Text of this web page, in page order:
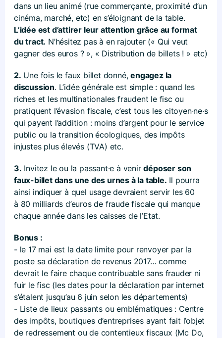
dans un lieu animé (rue commerçante, proximité d’un
cinéma, marché, etc) en s’éloignant de la table.
L’idée est d’attirer leur attention grâce au format
du tract. N’hésitez pas à en rajouter (« Qui veut
gagner des euros ? », « Distribution de billets ! » etc)
2. Une fois le faux billet donné,engagez la
discussion. L’idée générale est simple : quand les
riches et les multinationales fraudent le fisc ou
pratiquent l’évasion fiscale, c’est tous les citoyen·ne·s
qui payent l’addition : moins d’argent pour le service
public ou la transition écologiques, des impôts
injustes plus élevés (TVA) etc.
3. Invitez le ou la passant·e à venirdéposer son
faux-billet dans une des urnes à la table. Il pourra
ainsi indiquer à quel usage devraient servir les 60
à 80 milliards d’euros de fraude fiscale qui manque
chaque année dans les caisses de l’Etat.
Bonus :
- le 17 mai est la date limite pour renvoyer par la
poste sa déclaration de revenus 2017… comme
devrait le faire chaque contribuable sans frauder ni
fuir le fisc (les dates pour la déclaration par internet
s’étalent jusqu’au 6 juin selon les départements)
- Liste de lieux passants ou emblématiques : Centre
des impôts, boutiques d’entreprises ayant fait l’objet
de redressement ou de contentieux fiscaux (Mc Do,